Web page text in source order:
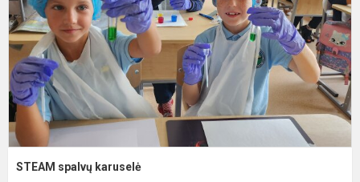
STEAM spalvų karuselė